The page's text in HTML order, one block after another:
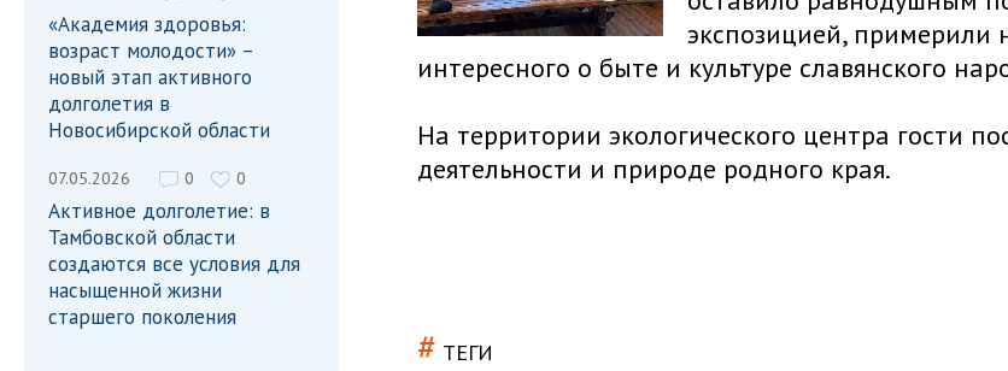
«Академия здоровья:
возраст молодости» –
новый этап активного
долголетия в
Новосибирской области
07.05.2026 0 0
Активное долголетие: в
Тамбовской области
создаются все условия для
насыщенной жизни
старшего поколения
экспозицией, примерили
интересного о быте и культуре славянского
На территории экологического центра гости
деятельности и природе родного края.
# ТЕГИ